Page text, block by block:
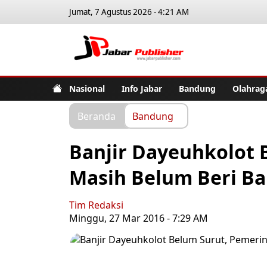
Jumat, 7 Agustus 2026 - 4:21 AM
Nasional Info Jabar Bandung
Beranda Bandung
Banjir Dayeuhkolot
Masih Belum Beri
Tim Redaksi
Minggu, 27 Mar 2016 - 7:29 AM